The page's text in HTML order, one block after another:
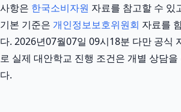
사항은 한국소비자원 자료를 참고할 수 있
기본 기준은 개인정보보호위원회 자료를
다. 2026년07월07일 09시18분 다만 공식
로 실제 대안학교 진행 조건은 개별 상담
다.